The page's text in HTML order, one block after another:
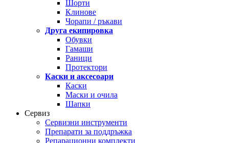
Шорти
Клинове
Чорапи / ръкави
Друга екипировка
Обувки
Гамаши
Раници
Протектори
Каски и аксесоари
Каски
Маски и очила
Шапки
Сервиз
Сервизни инструменти
Препарати за поддръжка
Репарационни комплекти